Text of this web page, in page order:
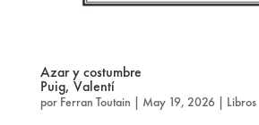
Azar y costumbre
Puig, Valentí
por Ferran Toutain | May 19, 2026| Libros